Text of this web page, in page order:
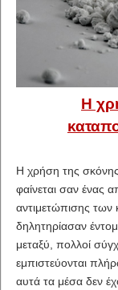
Η
Η χρήση της
φαίνεται σαν ένας
αντιμετώπισης των
δηλητηρίασαν
μεταξύ, πολλοί
εμπιστεύονται
αυτά τα μέσα δεν